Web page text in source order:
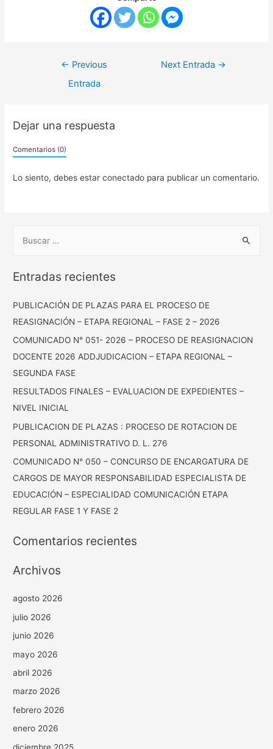
← Previous
Entrada
Next Entrada →
Dejar una respuesta
Comentarios (0)
Lo siento, debes estarconectado para publicar un comentario.
Entradas recientes
PUBLICACIÓN DE PLAZAS PARA EL PROCESO DE
REASIGNACIÓN – ETAPA REGIONAL – FASE 2 – 2026
COMUNICADO N° 051- 2026 – PROCESO DE REASIGNACION
DOCENTE 2026 ADDJUDICACION – ETAPA REGIONAL –
SEGUNDA FASE
RESULTADOS FINALES – EVALUACION DE EXPEDIENTES –
NIVEL INICIAL
PUBLICACION DE PLAZAS : PROCESO DE ROTACION DE
PERSONAL ADMINISTRATIVO D. L. 276
COMUNICADO N° 050 – CONCURSO DE ENCARGATURA DE
CARGOS DE MAYOR RESPONSABILIDAD ESPECIALISTA DE
EDUCACIÓN – ESPECIALIDAD COMUNICACIÓN ETAPA
REGULAR FASE 1 Y FASE 2
Comentarios recientes
Archivos
agosto 2026
julio 2026
junio 2026
mayo 2026
abril 2026
marzo 2026
febrero 2026
enero 2026
diciembre 2025